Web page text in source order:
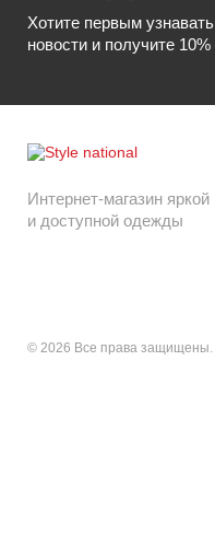
Хотите первым
новости и получите
Интернет-магазин яркой
и доступной одежды
© 2026 Все права защищены.